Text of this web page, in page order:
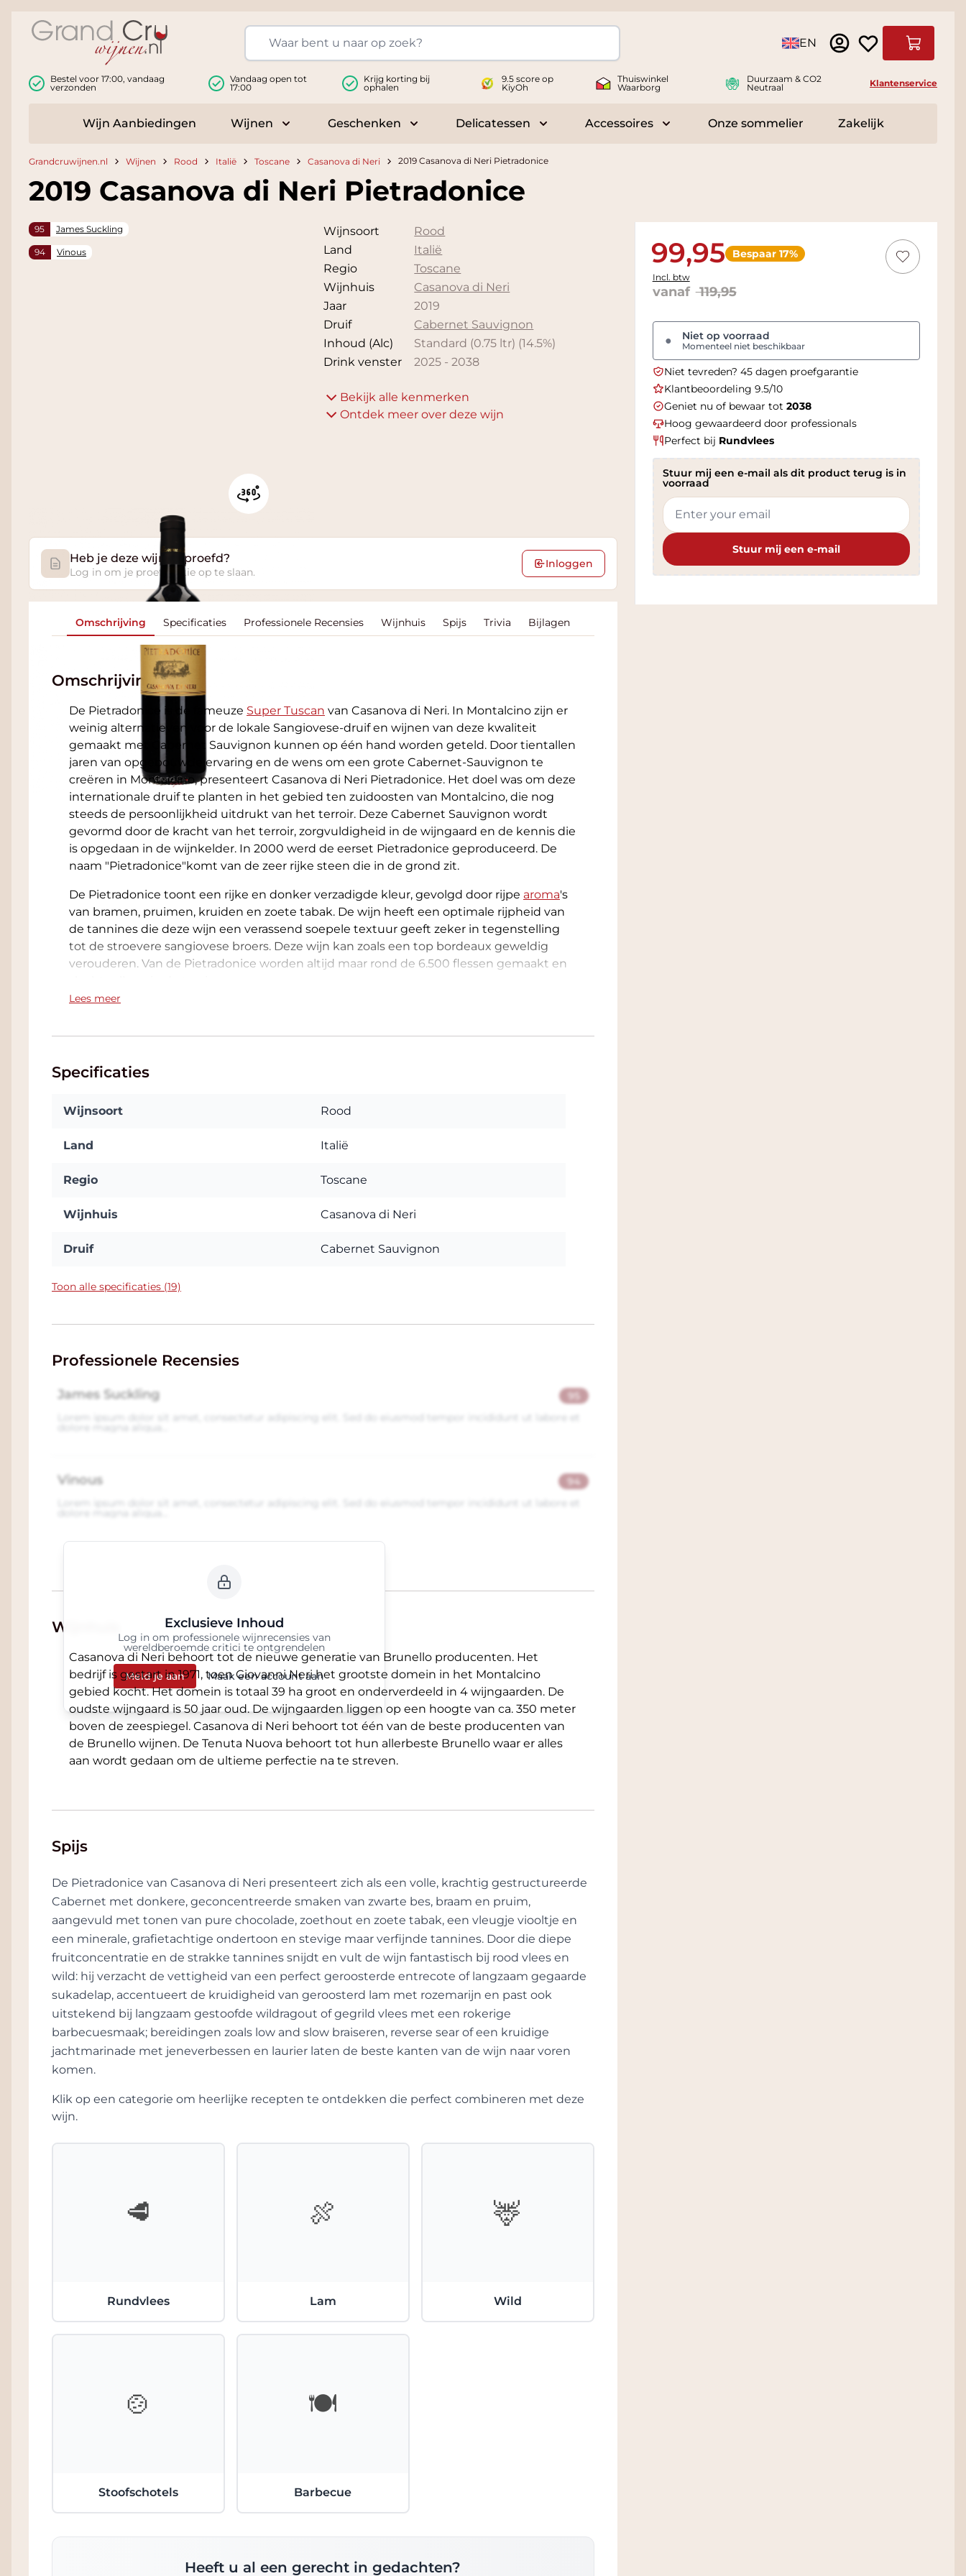
Taal EN
Bestel voor 17:00, vandaag
verzonden
Vandaag open tot
17:00
Krijg korting bij
ophalen
9.5 score op
KiyOh
Thuiswinkel
Waarborg
Duurzaam & CO2
Neutraal
Klantenservice
Wijn Aanbiedingen Wijnen
Toggle submenu for Wijnen
Geschenken
Toggle submenu for Geschenken
Delicatessen
Toggle submenu for Delicatessen
Accessoires
Toggle submenu for Accessoires
Onze sommelier Zakelijk
Grandcruwijnen.nl Wijnen Rood Italië Toscane Casanova di Neri 2019 Casanova di Neri Pietradonice
2019 Casanova di Neri Pietradonice
95 James Suckling
94 Vinous
Wijnsoort
Rood
Land
Italië
Regio
Toscane
Wijnhuis
Casanova di Neri
Jaar
2019
Druif
Cabernet Sauvignon
Inhoud (Alc)
Standard (0.75 ltr) (14.5%)
Drink venster
2025 -2038
Bekijk alle kenmerken
Ontdek meer over deze wijn
99,95 Bespaar 17%
Incl. btw
vanaf 119,95
● Niet op voorraad
Momenteel niet beschikbaar
Niet tevreden? 45 dagen proefgarantie
Klantbeoordeling 9.5/10
Geniet nu of bewaar tot 2038
Hoog gewaardeerd door professionals
Perfect bij Rundvlees
Stuur mij een e-mail als dit product terug is in
voorraad
Stuur mij een e-mail
Heb je deze wijn geproefd?
Log in om je proefnotitie op te slaan.
Inloggen
Omschrijving Specificaties Professionele Recensies Wijnhuis Spijs Trivia Bijlagen
Omschrijving
De Pietradonice is de fameuze Super Tuscan van Casanova di Neri. In Montalcino zijn er
weinig alternatieven voor de lokale Sangiovese-druif en wijnen van deze kwaliteit
gemaakt met Cabernet Sauvignon kunnen op één hand worden geteld. Door tientallen
jaren van opgebouwde ervaring en de wens om een ​​grote Cabernet-Sauvignon te
creëren in Montalcino, presenteert Casanova di Neri Pietradonice. Het doel was om deze
internationale druif te planten in het gebied ten zuidoosten van Montalcino, die nog
steeds de persoonlijkheid uitdrukt van het terroir. Deze Cabernet Sauvignon wordt
gevormd door de kracht van het terroir, zorgvuldigheid in de wijngaard en de kennis die
is opgedaan in de wijnkelder. In 2000 werd de eerset Pietradonice geproduceerd. De
naam "Pietradonice"komt van de zeer rijke steen die in de grond zit.
De Pietradonice toont een rijke en donker verzadigde kleur, gevolgd door rijpe aroma's
van bramen, pruimen, kruiden en zoete tabak. De wijn heeft een optimale rijpheid van
de tannines die deze wijn een verassend soepele textuur geeft zeker in tegenstelling
tot de stroevere sangiovese broers. Deze wijn kan zoals een top bordeaux geweldig
verouderen. Van de Pietradonice worden altijd maar rond de 6.500 flessen gemaakt en
Lees meer
Specificaties
Wijnsoort Rood
Land Italië
Regio Toscane
Wijnhuis Casanova di Neri
Druif Cabernet Sauvignon
Toon alle specificaties (19)
Professionele Recensies
James Suckling
95
Lorem ipsum dolor sit amet, consectetur adipiscing elit. Sed do eiusmod tempor incididunt ut labore et
Vinous
94
Lorem ipsum dolor sit amet, consectetur adipiscing elit. Sed do eiusmod tempor incididunt ut labore et
Exclusieve Inhoud
Log in om professionele wijnrecensies van
wereldberoemde critici te ontgrendelen
Meld je aan Maak een account aan
Wijnhuis
Casanova di Neri behoort tot de nieuwe generatie van Brunello producenten. Het
bedrijf is gestart in 1971, toen Giovanni Neri het grootste domein in het Montalcino
gebied kocht. Het domein is totaal 39 ha groot en onderverdeeld in 4 wijngaarden. De
oudste wijngaard is 50 jaar oud. De wijngaarden liggen op een hoogte van ca. 350 meter
boven de zeespiegel. Casanova di Neri behoort tot één van de beste producenten van
de Brunello wijnen. De Tenuta Nuova behoort tot hun allerbeste Brunello waar er alles
aan wordt gedaan om de ultieme perfectie na te streven.
Spijs
De Pietradonice van Casanova di Neri presenteert zich als een volle, krachtig gestructureerde
Cabernet met donkere, geconcentreerde smaken van zwarte bes, braam en pruim,
aangevuld met tonen van pure chocolade, zoethout en zoete tabak, een vleugje viooltje en
een minerale, grafietachtige ondertoon en stevige maar verfijnde tannines. Door die diepe
fruitconcentratie en de strakke tannines snijdt en vult de wijn fantastisch bij rood vlees en
wild: hij verzacht de vettigheid van een perfect geroosterde entrecote of langzaam gegaarde
sukadelap, accentueert de kruidigheid van geroosterd lam met rozemarijn en past ook
uitstekend bij langzaam gestoofde wildragout of gegrild vlees met een rokerige
barbecuesmaak; bereidingen zoals low and slow braiseren, reverse sear of een kruidige
jachtmarinade met jeneverbessen en laurier laten de beste kanten van de wijn naar voren
komen.
Klik op een categorie om heerlijke recepten te ontdekken die perfect combineren met deze
wijn.
🥩
Rundvlees
🍖
Lam
🦌
Wild
🍲
Stoofschotels
🍽️
Barbecue
Heeft u al een gerecht in gedachten?